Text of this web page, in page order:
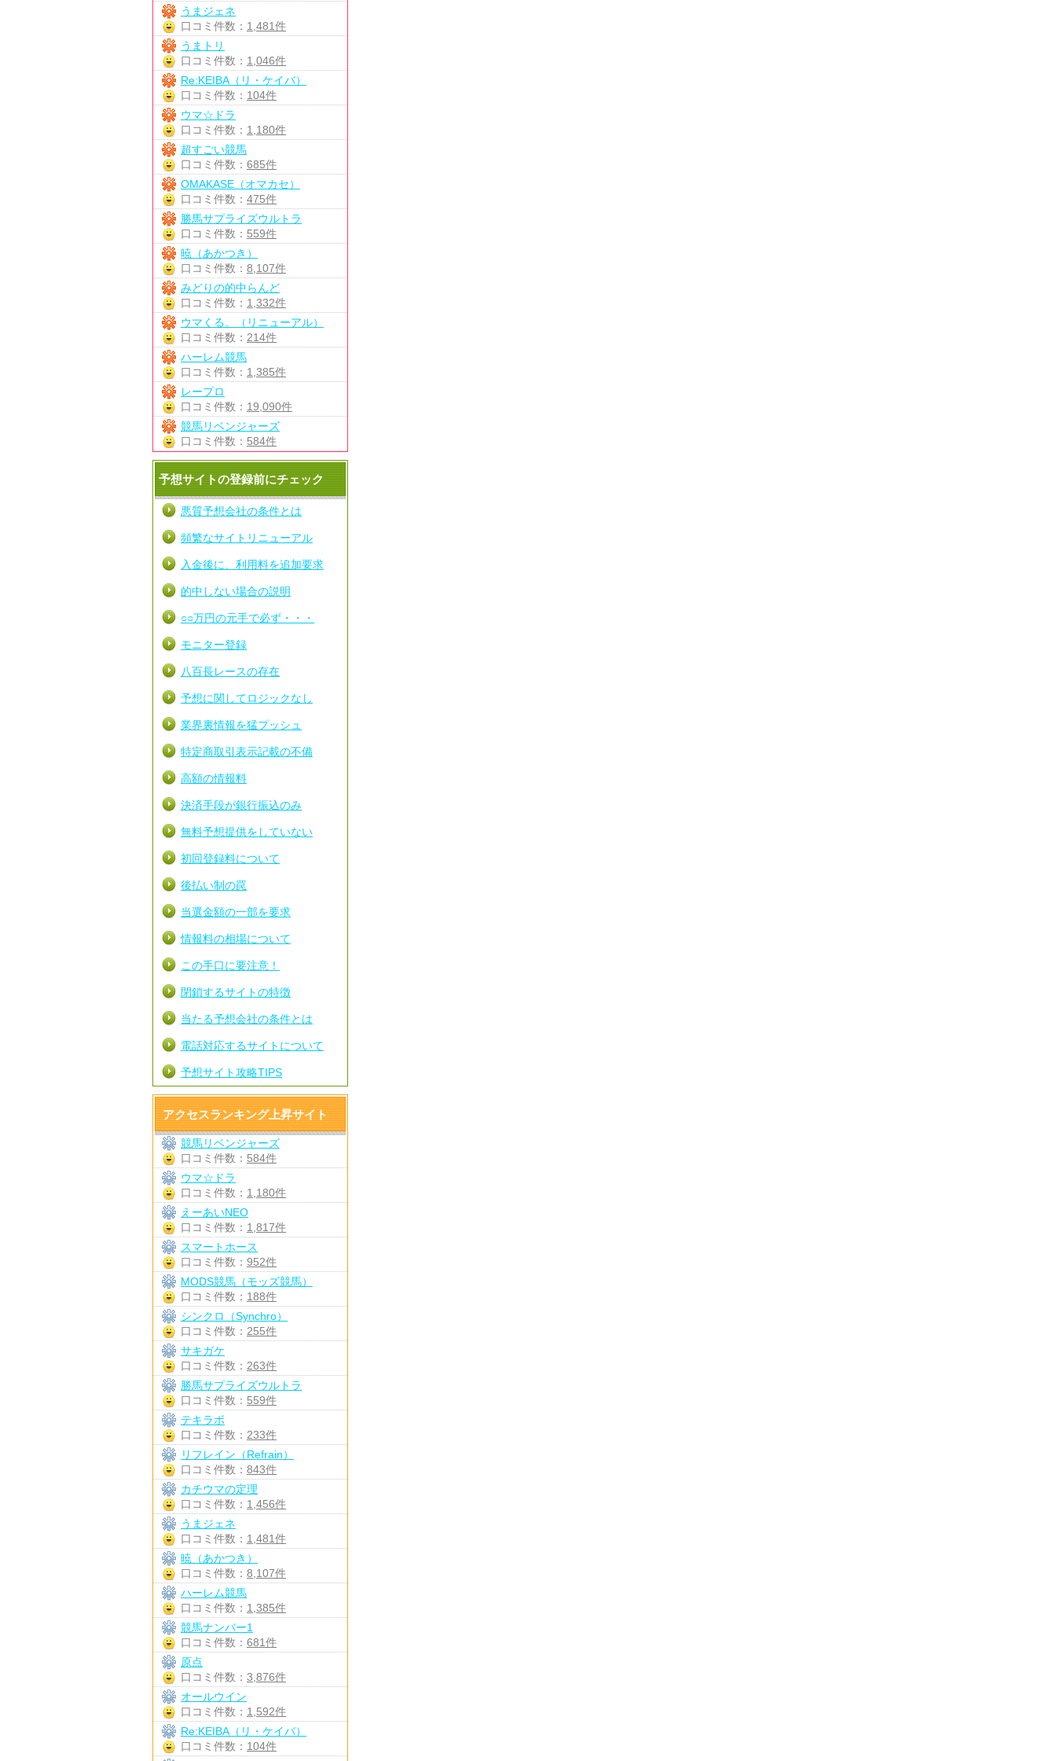
うまジェネ
口コミ件数： 1,481件
うまトリ
口コミ件数： 1,046件
Re:KEIBA（リ・ケイバ）
口コミ件数： 104件
ウマ☆ドラ
口コミ件数： 1,180件
超すごい競馬
口コミ件数： 685件
OMAKASE（オマカセ）
口コミ件数： 475件
勝馬サプライズウルトラ
口コミ件数： 559件
暁（あかつき）
口コミ件数： 8,107件
みどりの的中らんど
口コミ件数： 1,332件
ウマくる。（リニューアル）
口コミ件数： 214件
ハーレム競馬
口コミ件数： 1,385件
レープロ
口コミ件数： 19,090件
競馬リベンジャーズ
口コミ件数： 584件
予想サイトの登録前にチェック
悪質予想会社の条件とは
頻繁なサイトリニューアル
入金後に、利用料を追加要求
的中しない場合の説明
○○万円の元手で必ず・・・
モニター登録
八百長レースの存在
予想に関してロジックなし
業界裏情報を猛プッシュ
特定商取引表示記載の不備
高額の情報料
決済手段が銀行振込のみ
無料予想提供をしていない
初回登録料について
後払い制の罠
当選金額の一部を要求
情報料の相場について
この手口に要注意！
閉鎖するサイトの特徴
当たる予想会社の条件とは
電話対応するサイトについて
予想サイト攻略TIPS
アクセスランキング上昇サイト
競馬リベンジャーズ
口コミ件数： 584件
ウマ☆ドラ
口コミ件数： 1,180件
えーあいNEO
口コミ件数： 1,817件
スマートホース
口コミ件数： 952件
MODS競馬（モッズ競馬）
口コミ件数： 188件
シンクロ（Synchro）
口コミ件数： 255件
サキガケ
口コミ件数： 263件
勝馬サプライズウルトラ
口コミ件数： 559件
テキラボ
口コミ件数： 233件
リフレイン（Refrain）
口コミ件数： 843件
カチウマの定理
口コミ件数： 1,456件
うまジェネ
口コミ件数： 1,481件
暁（あかつき）
口コミ件数： 8,107件
ハーレム競馬
口コミ件数： 1,385件
競馬ナンバー1
口コミ件数： 681件
原点
口コミ件数： 3,876件
オールウイン
口コミ件数： 1,592件
Re:KEIBA（リ・ケイバ）
口コミ件数： 104件